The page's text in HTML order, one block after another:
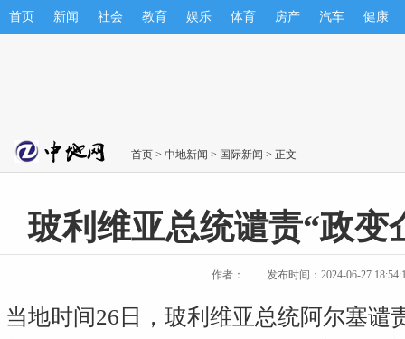
首页 新闻 社会 教育 娱乐 体育 房产 汽车 健康
首页 > 中地新闻 > 国际新闻 > 正文
玻利维亚总统谴责“政变
作者： 发布时间：2024-06-27
当地时间26日，玻利维亚总统阿尔塞谴